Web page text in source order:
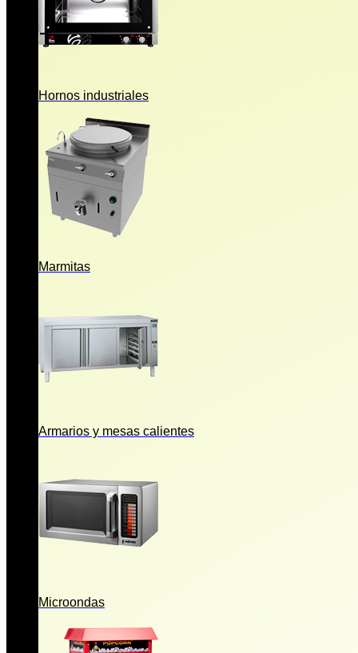
Hornos industriales
Marmitas
Armarios y mesas calientes
Microondas